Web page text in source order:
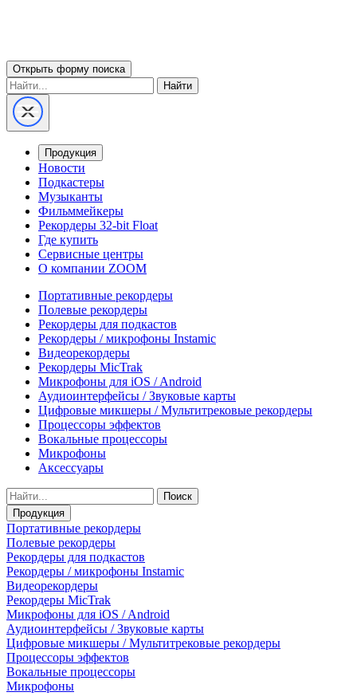
Открыть форму поиска
Найти
Продукция
Новости
Подкастеры
Музыканты
Фильммейкеры
Рекордеры 32-bit Float
Где купить
Сервисные центры
О компании ZOOM
Портативные рекордеры
Полевые рекордеры
Рекордеры для подкастов
Рекордеры / микрофоны Instamic
Видеорекордеры
Рекордеры MicTrak
Микрофоны для iOS / Android
Аудиоинтерфейсы / Звуковые карты
Цифровые микшеры / Мультитрековые рекордеры
Процессоры эффектов
Вокальные процессоры
Микрофоны
Аксессуары
Поиск
Продукция
Портативные рекордеры
Полевые рекордеры
Рекордеры для подкастов
Рекордеры / микрофоны Instamic
Видеорекордеры
Рекордеры MicTrak
Микрофоны для iOS / Android
Аудиоинтерфейсы / Звуковые карты
Цифровые микшеры / Мультитрековые рекордеры
Процессоры эффектов
Вокальные процессоры
Микрофоны